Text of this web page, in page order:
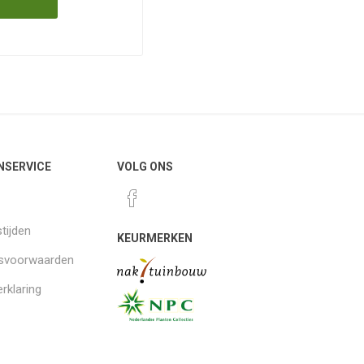
VOLG ONS
KEURMERKEN